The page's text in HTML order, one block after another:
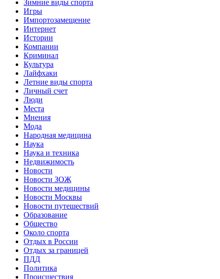
Зимние виды спорта
Игры
Импортозамещение
Интернет
Истории
Компании
Криминал
Культура
Лайфхаки
Летние виды спорта
Личный счет
Люди
Места
Мнения
Мода
Народная медицина
Наука
Наука и техника
Недвижимость
Новости
Новости ЗОЖ
Новости медицины
Новости Москвы
Новости путешествий
Образование
Общество
Около спорта
Отдых в России
Отдых за границей
ПДД
Политика
Происшествия